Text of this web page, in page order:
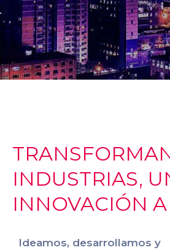
INDUSTRIAS,
INNOVACIÓN
Ideamos, desarrollamos y